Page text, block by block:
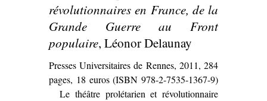
révolutionnaires en France, de la
Grande Guerre au Front
populaire, Léonor Delaunay
Presses Universitaires de Rennes, 2011, 284
pages, 18 euros (ISBN 978-2-7535-1367-9)
Le théâtre prolétarien et révolutionnaire